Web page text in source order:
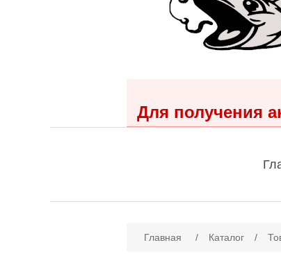
Для получения
Главная / Каталог /